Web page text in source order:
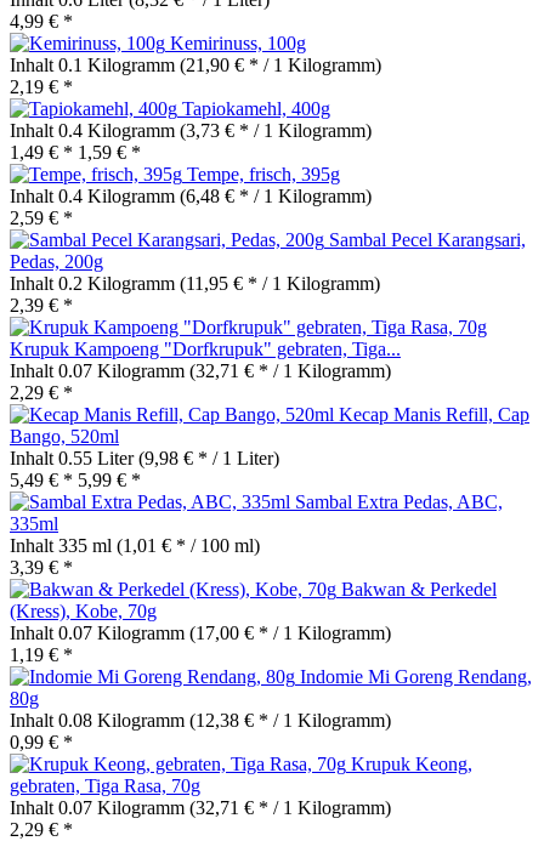
4,99 € *
Kemirinuss, 100g
Inhalt 0.1 Kilogramm (21,90 € * / 1 Kilogramm)
2,19 € *
Tapiokamehl, 400g
Inhalt 0.4 Kilogramm (3,73 € * / 1 Kilogramm)
1,49 € * 1,59 € *
Tempe, frisch, 395g
Inhalt 0.4 Kilogramm (6,48 € * / 1 Kilogramm)
2,59 € *
Sambal Pecel Karangsari,
Pedas, 200g
Inhalt 0.2 Kilogramm (11,95 € * / 1 Kilogramm)
2,39 € *
Krupuk Kampoeng "Dorfkrupuk" gebraten, Tiga...
Inhalt 0.07 Kilogramm (32,71 € * / 1 Kilogramm)
2,29 € *
Kecap Manis Refill, Cap
Bango, 520ml
Inhalt 0.55 Liter(9,98 € * / 1 Liter)
5,49 € * 5,99 € *
Sambal Extra Pedas, ABC,
335ml
Inhalt 335 ml (1,01 € * / 100 ml)
3,39 € *
Bakwan & Perkedel
(Kress), Kobe, 70g
Inhalt 0.07 Kilogramm (17,00 € * / 1 Kilogramm)
1,19 € *
Indomie Mi Goreng Rendang,
80g
Inhalt 0.08 Kilogramm (12,38 € * / 1 Kilogramm)
0,99 € *
Krupuk Keong,
gebraten, Tiga Rasa, 70g
Inhalt 0.07 Kilogramm (32,71 € * / 1 Kilogramm)
2,29 € *